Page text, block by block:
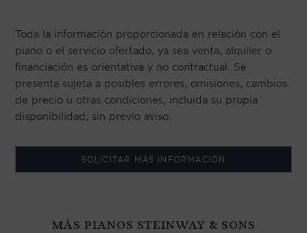
Toda la información proporcionada en relación con el
piano o el servicio ofertado, ya sea venta, alquiler o
financiación es orientativa y no contractual. Se
presenta sujeta a posibles errores, omisiones, cambios
de precio u otras condiciones, incluida su propia
disponibilidad, sin previo aviso.
SOLICITAR MÁS INFORMACIÓN
MÁS PIANOS STEINWAY & SONS